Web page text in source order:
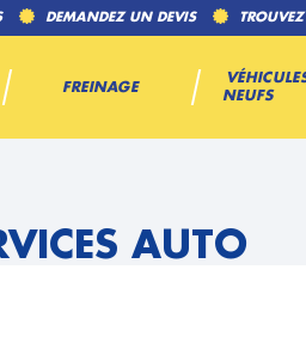
DEMANDEZ UN DEVIS
FREINAGE
NEUFS
AUTO